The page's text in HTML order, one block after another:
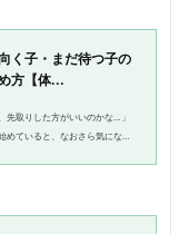
く子・まだ待つ子の
方【体...
先取りした方がいいのかな…」
めていると、なおさら気になり